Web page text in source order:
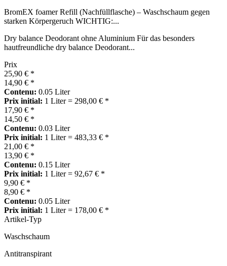
BromEX foamer Refill (Nachfüllflasche) – Waschschaum gegen
starken Körpergeruch WICHTIG:...
Dry balance Deodorant ohne Aluminium Für das besonders
hautfreundliche dry balance Deodorant...
Prix
25,90 € *
14,90 € *
Contenu: 0.05 Liter
Prix initial: 1 Liter = 298,00 € *
17,90 € *
14,50 € *
Contenu: 0.03 Liter
Prix initial: 1 Liter = 483,33 € *
21,00 € *
13,90 € *
Contenu: 0.15 Liter
Prix initial: 1 Liter = 92,67 € *
9,90 € *
8,90 € *
Contenu: 0.05 Liter
Prix initial: 1 Liter = 178,00 € *
Artikel-Typ
Waschschaum
Antitranspirant